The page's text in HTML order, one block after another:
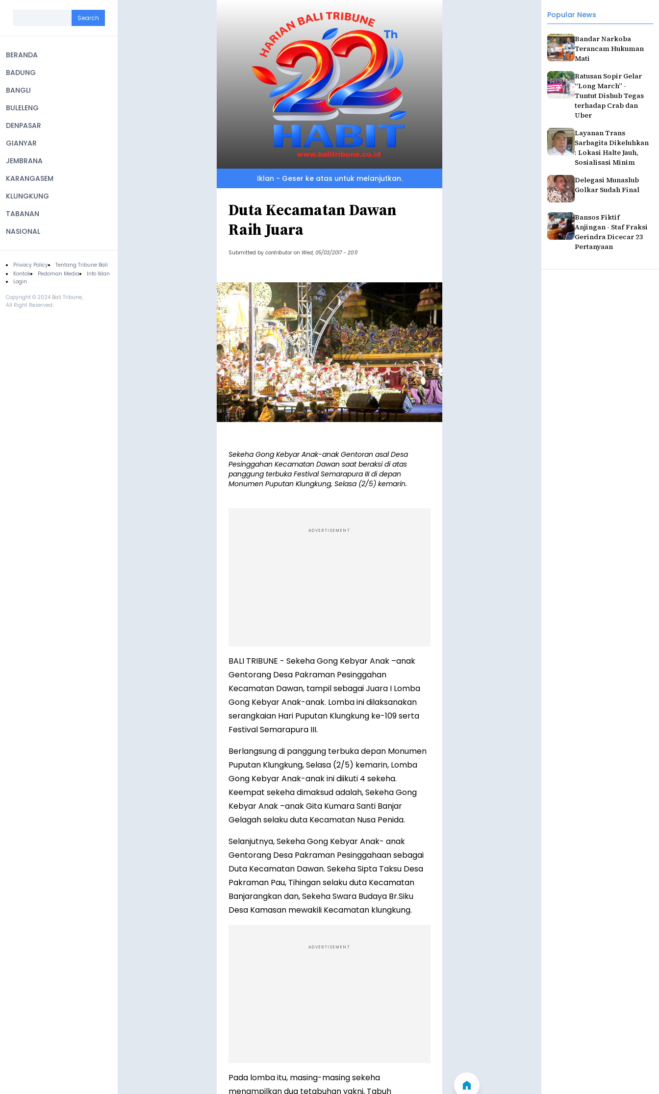
navigation
BERANDA
BADUNG
BANGLI
BULELENG
DENPASAR
GIANYAR
JEMBRANA
KARANGASEM
KLUNGKUNG
TABANAN
NASIONAL
Footer
Privacy Policy
Tentang Tribune Bali
Kontak
Pedoman Media
Info Iklan
Login
Copyright © 2024 Bali Tribune,
All Right Reserved.
Popular News
Bandar Narkoba
Terancam Hukuman
Mati
Ratusan Sopir Gelar
“Long March” -
Tuntut Dishub Tegas
terhadap Crab dan
Uber
Layanan Trans
Sarbagita Dikeluhkan
: Lokasi Halte Jauh,
Sosialisasi Minim
Delegasi Munaslub
Golkar Sudah Final
Bansos Fiktif
Anjingan - Staf Fraksi
Gerindra Dicecar 23
Pertanyaan
Iklan - Geser ke atas untuk melanjutkan.
Duta Kecamatan Dawan
Raih Juara
Submitted by contributor on Wed, 05/03/2017 - 20:11
Sekeha Gong Kebyar Anak-anak Gentoran asal Desa
Pesinggahan Kecamatan Dawan saat beraksi di atas
panggung terbuka Festival Semarapura III di depan
Monumen Puputan Klungkung, Selasa (2/5) kemarin.
ADVERTISEMENT
BALI TRIBUNE - Sekeha Gong Kebyar Anak –anak
Gentorang Desa Pakraman Pesinggahan
Kecamatan Dawan, tampil sebagai Juara I Lomba
Gong Kebyar Anak-anak. Lomba ini dilaksanakan
serangkaian Hari Puputan Klungkung ke-109 serta
Festival Semarapura III.
Berlangsung di panggung terbuka depan Monumen
Puputan Klungkung, Selasa (2/5) kemarin, Lomba
Gong Kebyar Anak-anak ini diikuti 4 sekeha.
Keempat sekeha dimaksud adalah, Sekeha Gong
Kebyar Anak –anak Gita Kumara Santi Banjar
Gelagah selaku duta Kecamatan Nusa Penida.
Selanjutnya, Sekeha Gong Kebyar Anak- anak
Gentorang Desa Pakraman Pesinggahaan sebagai
Duta Kecamatan Dawan. Sekeha Sipta Taksu Desa
Pakraman Pau, Tihingan selaku duta Kecamatan
Banjarangkan dan, Sekeha Swara Budaya Br.Siku
Desa Kamasan mewakili Kecamatan klungkung.
ADVERTISEMENT
Pada lomba itu, masing-masing sekeha
menampilkan dua tetabuhan yakni, Tabuh